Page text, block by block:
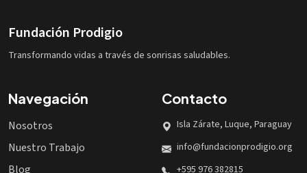
Fundación Prodigio
Transformando vidas a través de sonrisas saludables.
Navegación
Nosotros
Nuestro Trabajo
Blog
Contacto
Isla Zárate, Luque, Paraguay
info@fundacionprodigio.org
+595 976 382815